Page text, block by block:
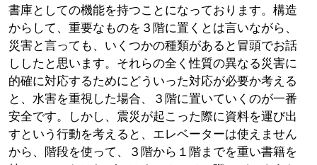
書庫としての機能を持つことになっております。構造
からして、重要なものを３階に置くとは言いながら、
災害と言っても、いくつかの種類があると冒頭でお話
ししたと思います。それらの全く性質の異なる災害に
的確に対応するためにどういった対応が必要か考える
と、水害を重視した場合、３階に置いていくのが一番
安全です。しかし、震災が起こった際に資料を運び出
すという行動を考えると、エレベーターは使えません
から、階段を使って、３階から１階までを重い書籍を